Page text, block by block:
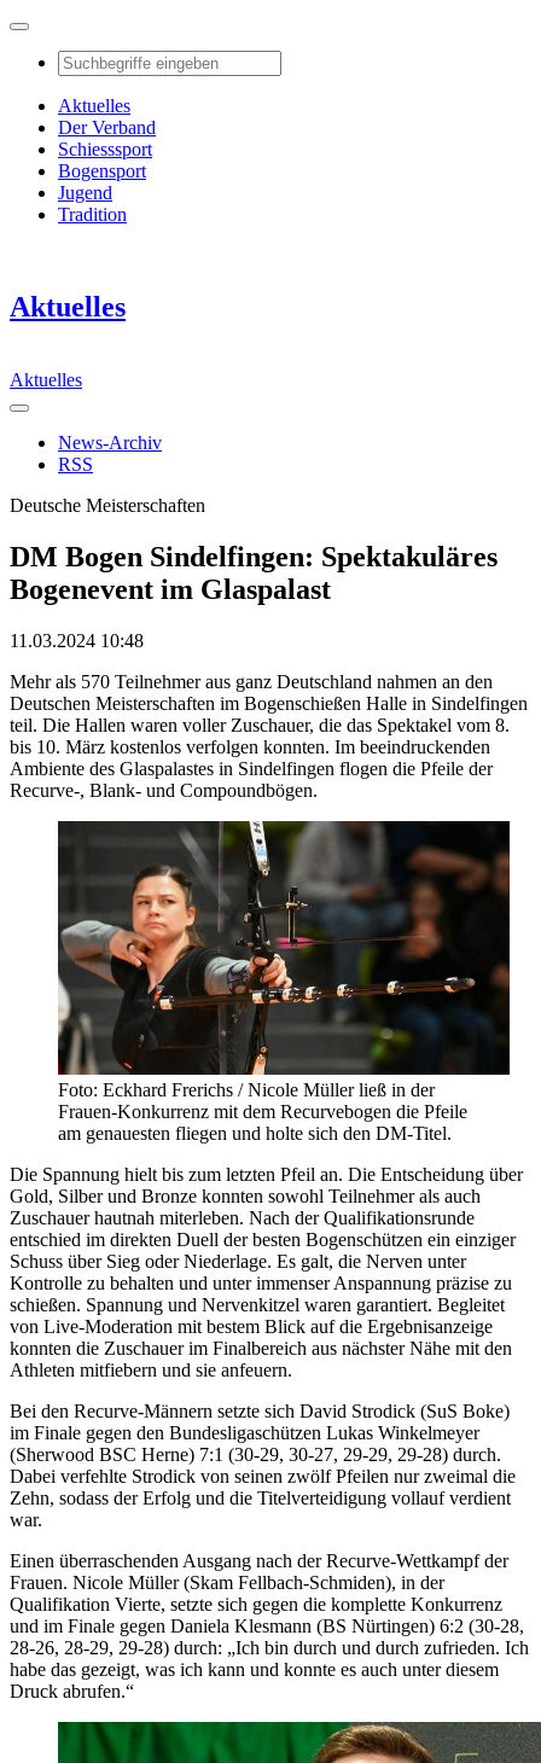
Aktuelles
Der Verband
Schiesssport
Bogensport
Jugend
Tradition
Aktuelles
Aktuelles
News-Archiv
RSS
Deutsche Meisterschaften
DM Bogen Sindelfingen: Spektakuläres
Bogenevent im Glaspalast
11.03.2024 10:48
Mehr als 570 Teilnehmer aus ganz Deutschland nahmen an den
Deutschen Meisterschaften im Bogenschießen Halle in Sindelfingen
teil. Die Hallen waren voller Zuschauer, die das Spektakel vom 8.
bis 10. März kostenlos verfolgen konnten. Im beeindruckenden
Ambiente des Glaspalastes in Sindelfingen flogen die Pfeile der
Recurve-, Blank- und Compoundbögen.
Foto: Eckhard Frerichs / Nicole Müller ließ in der
Frauen-Konkurrenz mit dem Recurvebogen die Pfeile
am genauesten fliegen und holte sich den DM-Titel.
Die Spannung hielt bis zum letzten Pfeil an. Die Entscheidung über
Gold, Silber und Bronze konnten sowohl Teilnehmer als auch
Zuschauer hautnah miterleben. Nach der Qualifikationsrunde
entschied im direkten Duell der besten Bogenschützen ein einziger
Schuss über Sieg oder Niederlage. Es galt, die Nerven unter
Kontrolle zu behalten und unter immenser Anspannung präzise zu
schießen. Spannung und Nervenkitzel waren garantiert. Begleitet
von Live-Moderation mit bestem Blick auf die Ergebnisanzeige
konnten die Zuschauer im Finalbereich aus nächster Nähe mit den
Athleten mitfiebern und sie anfeuern.
Bei den Recurve-Männern setzte sich David Strodick (SuS Boke)
im Finale gegen den Bundesligaschützen Lukas Winkelmeyer
(Sherwood BSC Herne) 7:1 (30-29, 30-27, 29-29, 29-28) durch.
Dabei verfehlte Strodick von seinen zwölf Pfeilen nur zweimal die
Zehn, sodass der Erfolg und die Titelverteidigung vollauf verdient
war.
Einen überraschenden Ausgang nach der Recurve-Wettkampf der
Frauen. Nicole Müller (Skam Fellbach-Schmiden), in der
Qualifikation Vierte, setzte sich gegen die komplette Konkurrenz
und im Finale gegen Daniela Klesmann (BS Nürtingen) 6:2 (30-28,
28-26, 28-29, 29-28) durch: „Ich bin durch und durch zufrieden. Ich
habe das gezeigt, was ich kann und konnte es auch unter diesem
Druck abrufen.“